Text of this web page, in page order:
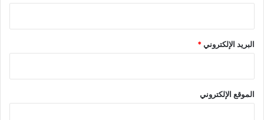
البريد الإلكتروني*
الموقع الإلكتروني